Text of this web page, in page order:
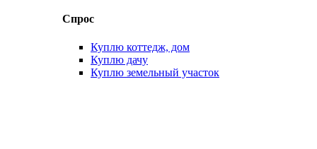
Спрос
Куплю коттедж, дом
Куплю дачу
Куплю земельный участок